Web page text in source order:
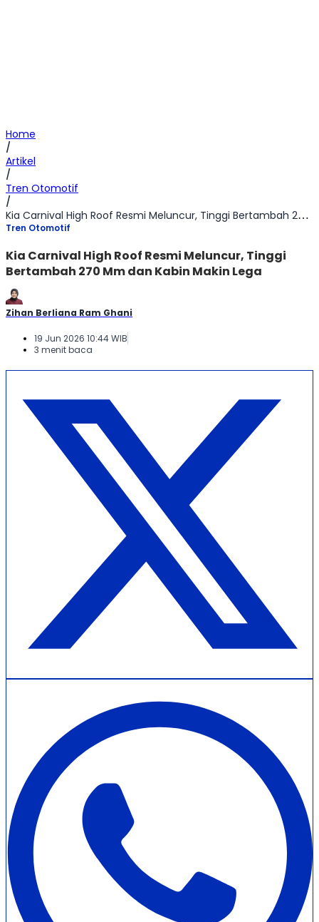
Home
/
Artikel
/
Tren Otomotif
/
Kia Carnival High Roof Resmi Meluncur, Tinggi Bertambah 270 Mm dan Kabin Makin Lega
Tren Otomotif
Kia Carnival High Roof Resmi Meluncur, Tinggi
Bertambah 270 Mm dan Kabin Makin Lega
Zihan Berliana Ram Ghani
19 Jun 2026 10:44 WIB
3 menit baca